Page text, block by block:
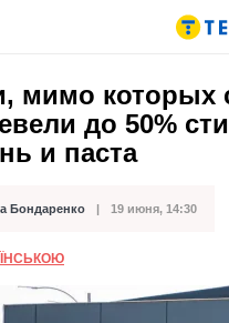
мимо
до 50%
и паста
Бондаренко 19 июня, 14:30